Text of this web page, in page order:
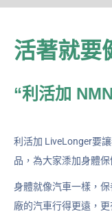
活著就要
“利活加
利活加 LiveLonger要
品，為大家潻加身體保
身體就像汽車一樣，
廠的汽車行得更遠，